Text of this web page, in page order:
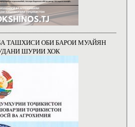
ТАШХИСИ ОБИ БАРОИ МУАЙЯН
ШУРИИ ХОК